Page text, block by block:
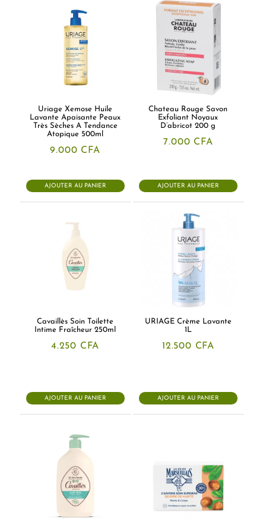
Uriage Xemose Huile
Lavante Apaisante Peaux
Très Sèches A Tendance
Atopique 500ml
9.000 CFA
AJOUTER AU PANIER
Chateau Rouge Savon
Exfoliant Noyaux
D’abricot 200 g
7.000 CFA
AJOUTER AU PANIER
Cavaillès Soin Toilette
Intime Fraîcheur 250ml
4.250 CFA
AJOUTER AU PANIER
URIAGE Crème Lavante
1L
12.500 CFA
AJOUTER AU PANIER